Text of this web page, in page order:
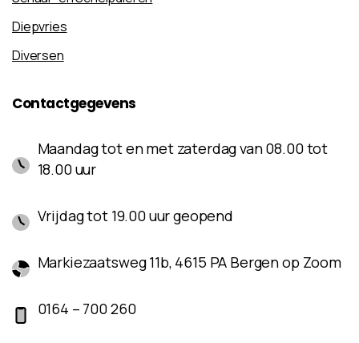
Diepvries
Diversen
Contactgegevens
Maandag tot en met zaterdag van 08.00 tot
18.00 uur
Vrijdag tot 19.00 uur geopend
Markiezaatsweg 11b, 4615 PA Bergen op Zoom
0164 – 700 260